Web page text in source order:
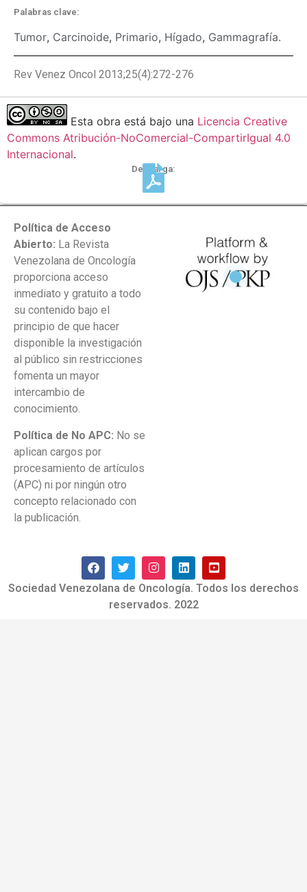
Palabras clave:
Tumor, Carcinoide, Primario, Hígado, Gammagrafía.
Rev Venez Oncol 2013;25(4):272-276
Esta obra está bajo una Licencia Creative
Commons Atribución-NoComercial-CompartirIgual 4.0
Internacional.
Descarga:
Política de Acceso
Abierto: La Revista
Venezolana de Oncología
proporciona acceso
inmediato y gratuito a todo
su contenido bajo el
principio de que hacer
disponible la investigación
al público sin restricciones
fomenta un mayor
intercambio de
conocimiento.
Política de No APC: No se
aplican cargos por
procesamiento de artículos
(APC) ni por ningún otro
concepto relacionado con
la publicación.
Sociedad Venezolana de Oncología. Todos los derechos
reservados. 2022